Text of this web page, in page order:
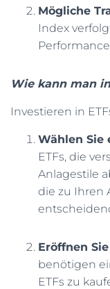
Mögliche
Index
Wie kann man
Investieren in
Wählen Sie
ETFs, die
Anlagestile
die zu Ihren
Eröffnen
benötigen
ETFs zu